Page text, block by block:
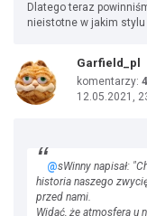
Dlatego teraz
nieistotne w jakim stylu
Garfield_pl
komentarzy:
12.05.2021,
@sWinny napisał:
historia naszego
przed nami.
Widać, że atmosfera u